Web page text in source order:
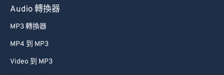
Audio 轉換器
MP3 轉換器
MP4 到 MP3
Video 到 MP3